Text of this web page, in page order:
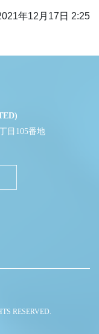
年12月17日 2:25
目105番地
RESERVED.